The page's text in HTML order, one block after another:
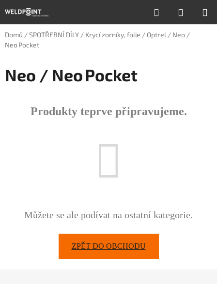
na
obsah
Hledat
KOŠÍK
Domů /SPOTŘEBNÍ DÍLY / Krycí zorníky, folie / Optrel / Neo /
Neo Pocket
Neo / Neo Pocket
Produkty teprve připravujeme.
Můžete se ale podívat na ostatní kategorie.
ZPĚT DO OBCHODU